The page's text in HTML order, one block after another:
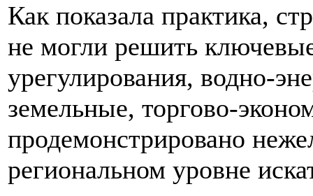
Как показала практика,
не могли решить
урегулирования, водно-
земельные, торгово-
продемонстрировано
региональном уровне